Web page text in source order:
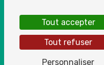
Extermination de
Tout accepter
Tout refuser
Personnaliser